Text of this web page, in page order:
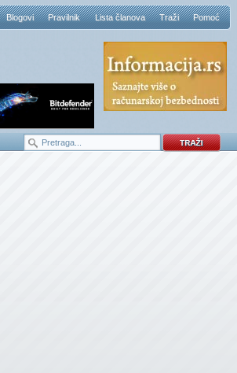
Blogovi Pravilnik Lista članova Traži Pomoć